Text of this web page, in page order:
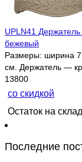
UPLN41
бежевый
Размеры: ширина
см. Держатель —
13800
со скидкой
Остаток на
Последние